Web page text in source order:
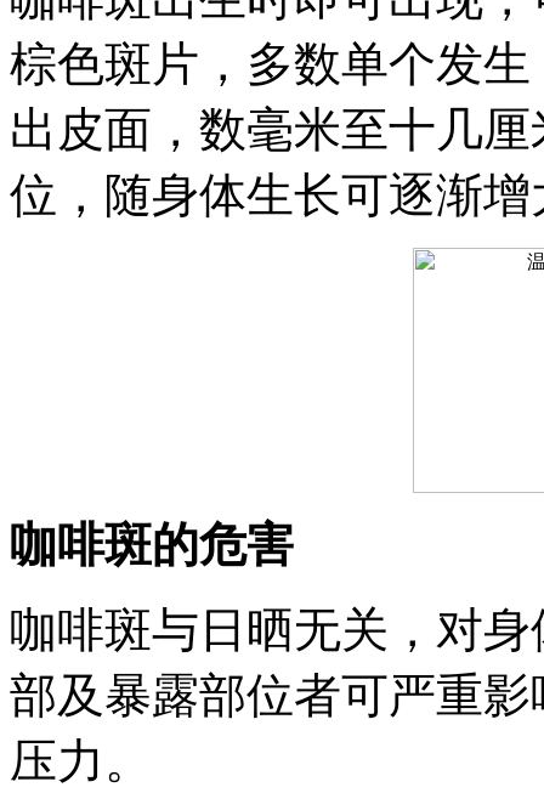
棕色斑片，多数单个发
出皮面，数毫米至十几
位，随身体生长可逐渐增
咖啡斑的危害
咖啡斑与日晒无关，对
部及暴露部位者可严重
压力。